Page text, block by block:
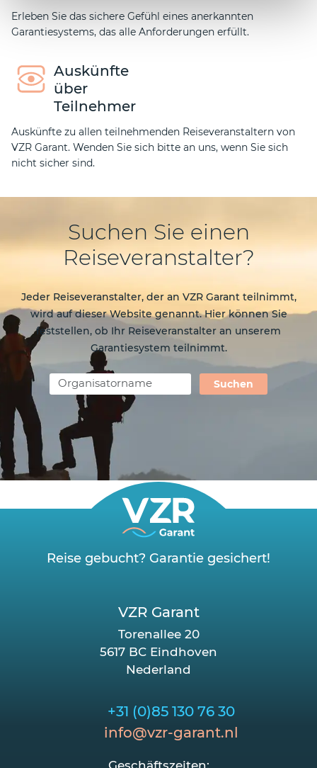
Erleben Sie das sichere Gefühl eines anerkannten
Garantiesystems, das alle Anforderungen erfüllt.
Auskünfte
über
Teilnehmer
Auskünfte zu allen teilnehmenden Reiseveranstaltern von
VZR Garant. Wenden Sie sich bitte an uns, wenn Sie sich
nicht sicher sind.
Suchen Sie einen
Reiseveranstalter?
Jeder Reiseveranstalter, der an VZR Garant teilnimmt,
wird auf dieser Website genannt. Hier können Sie
feststellen, ob Ihr Reiseveranstalter an unserem
Garantiesystem teilnimmt.
Suchen
Reise gebucht? Garantie gesichert!
+31 (0)85 130 76 30
info@vzr-garant.nl
Geschäftszeiten:
VZR Garant
Torenallee 20
5617 BC Eindhoven
Nederland